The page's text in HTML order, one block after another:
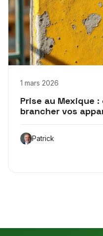
1 mars 2026
Prise au Mexique
brancher vos
Patrick